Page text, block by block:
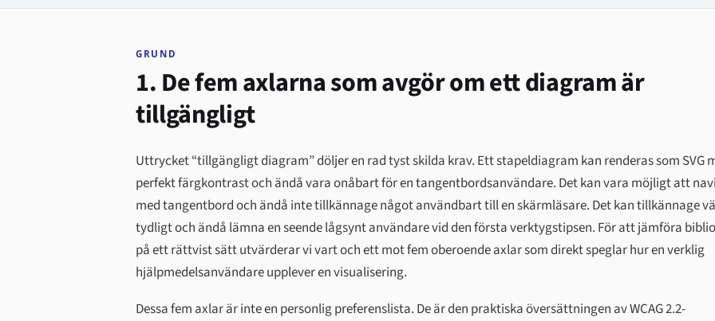
GRUND
1. De fem axlarna som avgör om ett diagram är
tillgängligt
Uttrycket “tillgängligt diagram” döljer en rad tyst skilda krav. Ett stapeldiagram kan renderas som SVG
perfekt färgkontrast och ändå vara onåbart för en tangentbordsanvändare. Det kan vara möjligt att
med tangentbord och ändå inte tillkännage något användbart till en skärmläsare. Det kan tillkännage
tydligt och ändå lämna en seende lågsynt användare vid den första verktygstipsen. För att jämföra
på ett rättvist sätt utvärderar vi vart och ett mot fem oberoende axlar som direkt speglar hur en verklig
hjälpmedelsanvändare upplever en visualisering.
Dessa fem axlar är inte en personlig preferenslista. De är den praktiska översättningen av WCAG 2.2-